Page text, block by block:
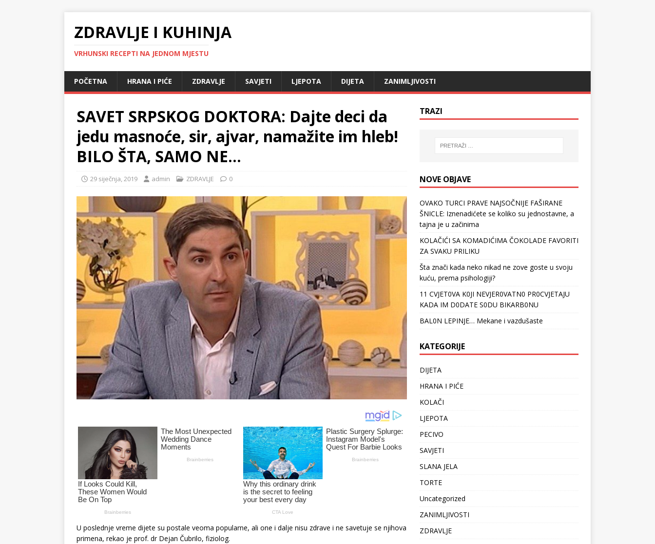
ZDRAVLJE I KUHINJA
VRHUNSKI RECEPTI NA JEDNOM MJESTU
POČETNA HRANA I PIĆE ZDRAVLJE SAVJETI LJEPOTA DIJETA ZANIMLJIVOSTI
SAVET SRPSKOG DOKTORA: Dajte deci da
jedu masnoće, sir, ajvar, namažite im hleb!
BILO ŠTA, SAMO NE…
29 siječnja, 2019 admin ZDRAVLJE 0
U poslednje vreme dijete su postale veoma popularne, ali one i dalje nisu zdrave i ne savetuje se njihova
primena, rekao je prof. dr Dejan Čubrilo, fiziolog.
TRAZI
NOVE OBJAVE
OVAKO TURCI PRAVE NAJSOČNIJE FAŠIRANE
ŠNICLE: Iznenadićete se koliko su jednostavne, a
tajna je u začinima
KOLAČIĆI SA KOMADIĆIMA ČOKOLADE FAVORITI
ZA SVAKU PRILIKU
Šta znači kada neko nikad ne zove goste u svoju
kuću, prema psihologiji?
11 CVJET0VA K0JI NEVJER0VATN0 PR0CVJETAJU
KADA IM D0DATE S0DU BIKARB0NU
BAL0N LEPINJE… Mekane i vazdušaste
KATEGORIJE
DIJETA
HRANA I PIĆE
KOLAČI
LJEPOTA
PECIVO
SAVJETI
SLANA JELA
TORTE
Uncategorized
ZANIMLJIVOSTI
ZDRAVLJE